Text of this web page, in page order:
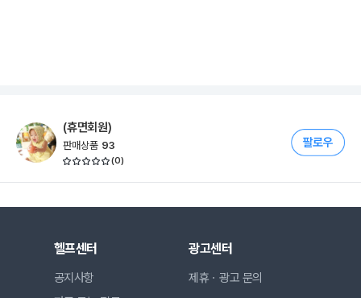
(휴면회원)
판매상품 93
(0)
헬프센터
공지사항
광고센터
제휴ㆍ광고 문의